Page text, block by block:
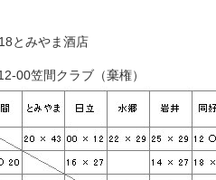
とみやま酒店
00笠間クラブ（棄権）